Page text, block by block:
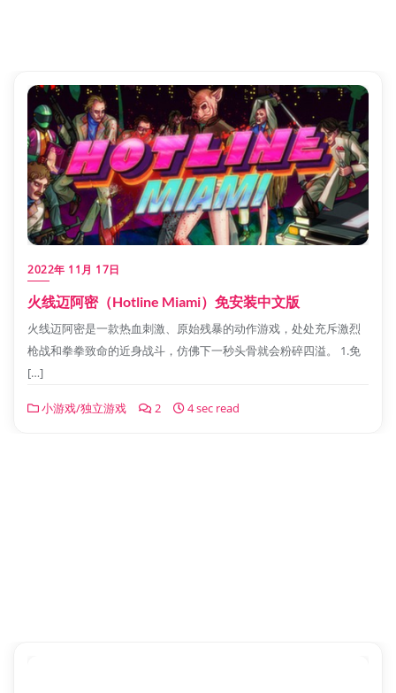
2022年 11月 17日
火线迈阿密（Hotline Miami）免安装中文版
火线迈阿密是一款热血刺激、原始残暴的动作游戏，处处充斥激烈
枪战和拳拳致命的近身战斗，仿佛下一秒头骨就会粉碎四溢。 1.免
[…]
小游戏/独立游戏 2 4 sec read